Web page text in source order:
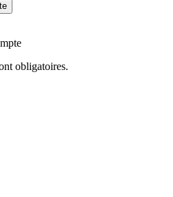
obligatoires.